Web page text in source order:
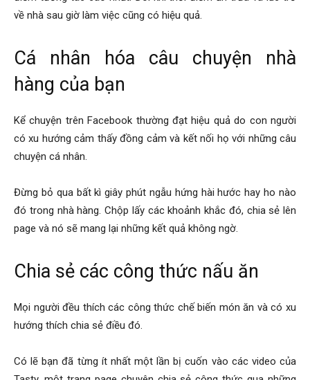
về nhà sau giờ làm việc cũng có hiệu quả.
Cá nhân hóa câu chuyện nhà
hàng của bạn
Kể chuyện trên Facebook thường đạt hiệu quả do con người
có xu hướng cảm thấy đồng cảm và kết nối họ với những câu
chuyện cá nhân.
Đừng bỏ qua bất kì giây phút ngẫu hứng hài hước hay ho nào
đó trong nhà hàng. Chộp lấy các khoảnh khắc đó, chia sẻ lên
page và nó sẽ mang lại những kết quả không ngờ.
Chia sẻ các công thức nấu ăn
Mọi người đều thích các công thức chế biến món ăn và có xu
hướng thích chia sẻ điều đó.
Có lẽ bạn đã từng ít nhất một lần bị cuốn vào các video của